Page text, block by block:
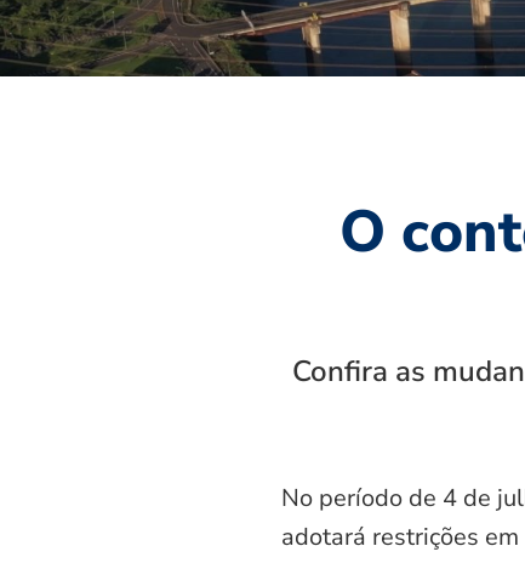
O
Confira as
No período de 4 de
adotará restrições